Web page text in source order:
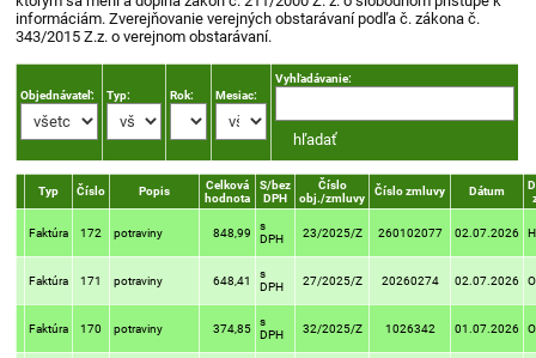
informáciám. Zverejňovanie verejných obstarávaní podľa č. zákona č.
343/2015 Z.z. o verejnom obstarávaní.
Objednávateľ: Typ: Rok: Mesiac:
Vyhľadávanie:
Typ Číslo Popis
Celková
hodnota
S/bez
DPH
Číslo
obj./zmluvy
Číslo zmluvy Dátum
Faktúra 172 potraviny 848,99
s
DPH
23/2025/Z 260102077 02.07.2026
Faktúra 171 potraviny 648,41
s
DPH
27/2025/Z 20260274 02.07.2026
Faktúra 170 potraviny 374,85
s
DPH
32/2025/Z 1026342 01.07.2026